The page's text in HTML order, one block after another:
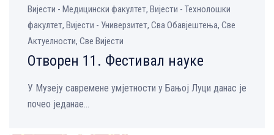
Вијести - Медицински факултет, Вијести - Технолошки
факултет, Вијести - Универзитет, Сва Обавјештења, Све
Aктуелности, Све Вијести
Отворен 11. Фестивал науке
У Музеју савремене умјетности у Бањој Луци данас је
почео једанае...